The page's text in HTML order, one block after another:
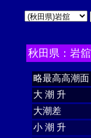
秋田県：岩舘
略最高高潮面
大 潮 升
大潮差
小 潮 升